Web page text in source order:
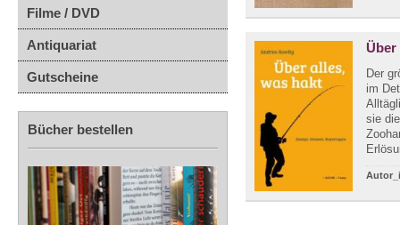
Filme / DVD
Antiquariat
Gutscheine
Bücher bestellen
Über
Der
im
sie